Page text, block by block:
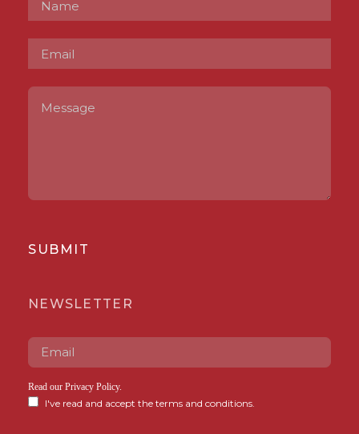
SUBMIT
NEWSLETTER
Read our Privacy Policy.
I've read and accept the terms and conditions.